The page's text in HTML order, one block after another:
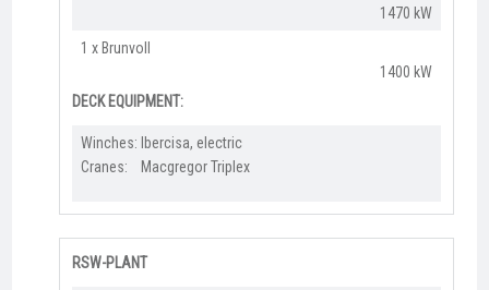
1470 kW
1 x Brunvoll​
1400 kW
DECK EQUIPMENT:
Winches: Ibercisa, electric
Cranes: Macgregor Triplex​
RSW-PLANT